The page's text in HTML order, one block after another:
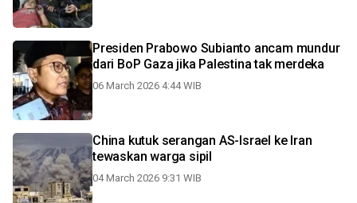
Presiden Prabowo Subianto ancam mundur
dari BoP Gaza jika Palestina tak merdeka
06 March 2026 4:44 WIB
China kutuk serangan AS-Israel ke Iran
tewaskan warga sipil
04 March 2026 9:31 WIB